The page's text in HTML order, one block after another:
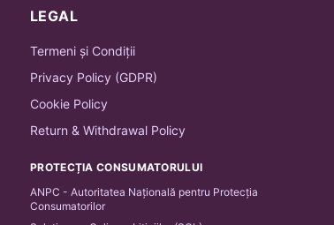
LEGAL
Termeni și Condiții
Privacy Policy (GDPR)
Cookie Policy
Return & Withdrawal Policy
PROTECȚIA CONSUMATORULUI
ANPC - Autoritatea Națională pentru Protecția
Consumatorilor